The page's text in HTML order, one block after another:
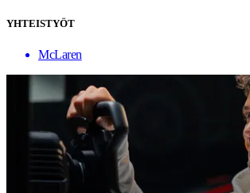
YHTEISTYÖT
McLaren